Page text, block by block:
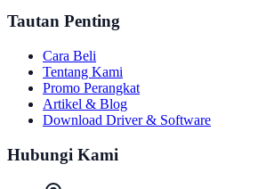
Tautan Penting
Cara Beli
Tentang Kami
Promo Perangkat
Artikel & Blog
Download Driver & Software
Hubungi Kami